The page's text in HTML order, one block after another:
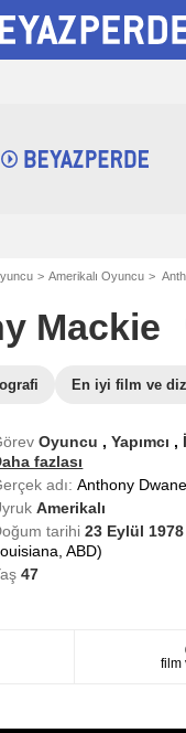
Amerikalı Oyuncu Anthony
Mackie
En iyi film ve
Oyuncu ,Yapımcı ,
fazlası
adı:Anthony
Amerikalı
tarihi23 Eylül
ABD)
47
film